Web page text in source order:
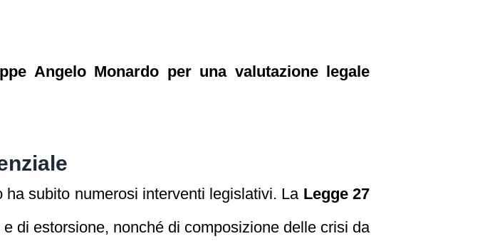
Angelo Monardo per una valutazione legale
subito numerosi interventi legislativi. La Legge 27
di estorsione, nonché di composizione delle crisi da